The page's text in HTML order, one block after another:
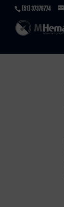
(51) 37379774